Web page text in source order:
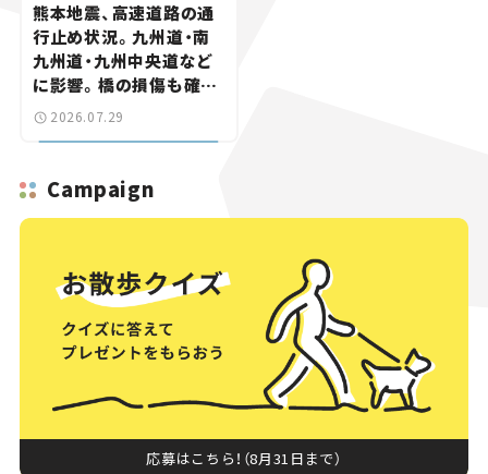
熊本地震、高速道路の通
行止め状況。九州道・南
九州道・九州中央道など
に影響。橋の損傷も確認
【道路のニュース】
2026.07.29
Campaign
応募はこちら！（8月31日まで）